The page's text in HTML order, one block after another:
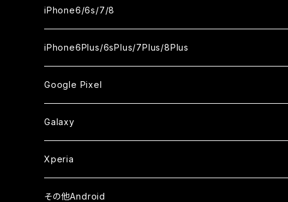
セラミックフィルム
セラミックフィルム
セラミックフィルム
ガラスフィルム
セラミックフィルム
セラミックフィルム
ガラスフィルム
セラミックフィルム
iPhone11Pro Max
ガラスフィルム
セラミックフィルム
ガラスフィルム
セラミックフィルム
iPhoneXS
ガラスフィルム
セラミックフィルム
iPhoneXR
ガラスフィルム
セラミックフィルム
iPhoneXSMax
ガラスフィルム
セラミックフィルム
iPhoneSE3
ガラスフィルム
ケース
iPhoneSE2
ガラスフィルム
ケース
iPhone6/6s/7/8
iPhone8
ガラスフィルム
セラミックフィルム
iPhone7
ガラスフィルム
セラミックフィルム
iPhone6s
ガラスフィルム
ケース・カバー
iPhone6
ガラスフィルム
iPhone6Plus/6sPlus/7Plus/8Plus
iPhone6Plus
ガラスフィルム
ケース
iPhone6sPlus
ガラスフィルム
ケース
iPhone7Plus
ガラスフィルム
iPhone8Plus
Google Pixel
ガラスフィルム
セラミックフィルム
ケース
Galaxy
ガラスフィルム
セラミックフィルム
Xperia
ガラスフィルム
その他Android